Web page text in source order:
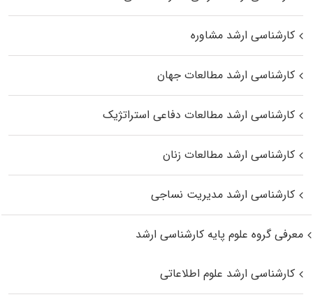
کارشناسی ارشد مشاوره
کارشناسی ارشد مطالعات جهان
کارشناسی ارشد مطالعات دفاعی استراتژیک
کارشناسی ارشد مطالعات زنان
کارشناسی ارشد مدیریت نساجی
معرفی گروه علوم پایه کارشناسی ارشد
کارشناسی ارشد علوم اطلاعاتی